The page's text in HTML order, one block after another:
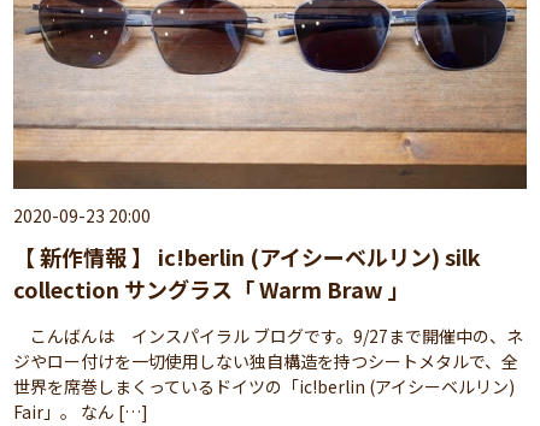
2020-09-23 20:00
【 新作情報 】 ic!berlin (アイシーベルリン) silk
collection サングラス「 Warm Braw 」
こんばんは インスパイラル ブログです。9/27まで開催中の、ネ
ジやロー付けを一切使用しない独自構造を持つシートメタルで、全
世界を席巻しまくっているドイツの「ic!berlin (アイシーベルリン)
Fair」。 なん […]